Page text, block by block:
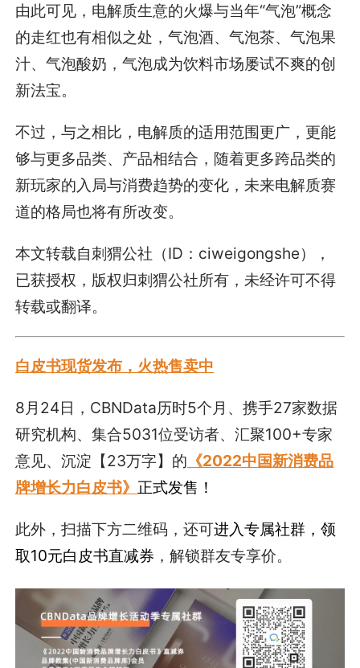
由此可见，电解质生意的火爆与当年“气泡”概念
的走红也有相似之处，气泡酒、气泡茶、气泡果
汁、气泡酸奶，气泡成为饮料市场屡试不爽的创
新法宝。
不过，与之相比，电解质的适用范围更广，更能
够与更多品类、产品相结合，随着更多跨品类的
新玩家的入局与消费趋势的变化，未来电解质赛
道的格局也将有所改变。
本文转载自刺猬公社（ID：ciweigongshe），
已获授权，版权归刺猬公社所有，未经许可不得
转载或翻译。
白皮书现货发布，火热售卖中
8月24日，CBNData历时5个月、携手27家数据
研究机构、集合5031位受访者、汇聚100+专家
意见、沉淀【23万字】的 《2022中国新消费品
牌增长力白皮书》 正式发售！
此外，扫描下方二维码，还可进入专属社群，领
取10元白皮书直减券 ，解锁群友专享价。